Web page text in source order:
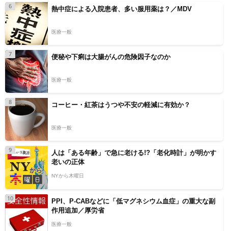
6 熱中症による入院患者、多い服用薬は？／MDV
医療一般
7 便秘や下痢は大腸がんの危険因子なのか
医療一般
8 コーヒー・紅茶はうつや不安の軽減に有効か？
医療一般
9
人は「ある年齢」で急に老ける!?「老化時計」が明かす
老いの正体
NYから木曜日
10
PPI、P-CABなどに「低マグネシウム血症」の重大な副
作用追加／厚労省
医療一般